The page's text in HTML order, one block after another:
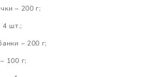
– 200 г;
4 шт.;
– 200 г;
100 г;